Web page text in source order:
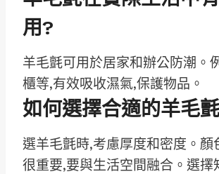
用?
羊毛氈可用於居家和辦公防潮。
櫃等,有效吸收濕氣,保護物品。
如何選擇合適的羊毛
選羊毛氈時,考慮厚度和密度。顏
很重要,要與生活空間融合。選擇